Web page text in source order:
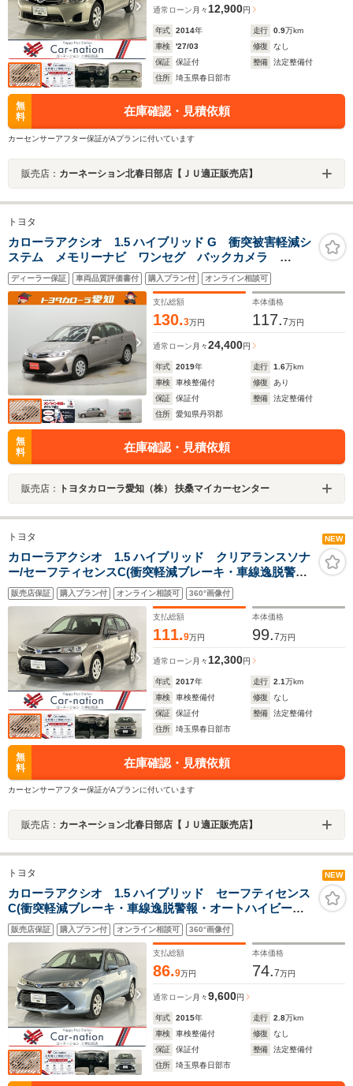
通常ローン 月々 12,900円
年式 2014年 走行 0.9万km
車検
'27/03 修復
なし
保証
保証付 整備
法定整備付
住所
埼玉県春日部市
無
料
在庫確認・見積依頼
カーセンサーアフター保証がAプランに付いています
販売店： カーネーション北春日部店【ＪＵ適正販売店】
トヨタ
カローラアクシオ 1.5 ハイブリッド G 衝突被害軽減シ
ステム メモリーナビ ワンセグ バックカメラ
ETC CD ミュージックプレイヤー接続可 オートクル
ーズコントロール スマートキー キーレス ハイブリ
ッド ワンオーナー
ディーラー保証 車両品質評価書付 購入プラン付 オンライン相談可
支払総額
130.3万円
本体価格
117.7万円
通常ローン 月々24,400円
年式 2019年 走行 1.6万km
車検
車検整備付 修復
あり
保証
保証付 整備
法定整備付
住所
愛知県丹羽郡
無
料
在庫確認・見積依頼
販売店： トヨタカローラ愛知（株） 扶桑マイカーセンター
トヨタ NEW
カローラアクシオ 1.5 ハイブリッド クリアランスソナ
ー/セーフティセンスC(衝突軽減ブレーキ・車線逸脱警
報・オートハイビーム)/オートエアコン/リモコンキー/純
正SDナビ(CD・TV・Bluetooth)/バックカメラ/ビルトイ
ンETC/純正ドラレコ
販売店保証 購入プラン付 オンライン相談可 360°画像付
支払総額
111.9万円
本体価格
99.7万円
通常ローン 月々12,300円
年式 2017年 走行 2.1万km
車検
車検整備付 修復
なし
保証
保証付 整備
法定整備付
住所
埼玉県春日部市
無
料
在庫確認・見積依頼
カーセンサーアフター保証がAプランに付いています
販売店： カーネーション北春日部店【ＪＵ適正販売店】
トヨタ NEW
カローラアクシオ 1.5 ハイブリッド セーフティセンス
C(衝突軽減ブレーキ・車線逸脱警報・オートハイビー
ム・先行車発進通知)/オートエアコン/純正SDナビ(CD・
TV・Bluetooth)/バックカメラ/ビルトインETC/前後ドラ
販売店保証 購入プラン付 オンライン相談可 360°画像付
支払総額
86.9万円
本体価格
74.7万円
通常ローン 月々9,600円
年式 2015年 走行 2.8万km
車検
車検整備付 修復
なし
保証
保証付 整備
法定整備付
住所
埼玉県春日部市